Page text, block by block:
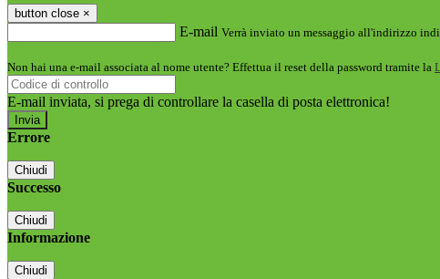
button close ×
E-mail Verrà inviato un messaggio all'indirizzo
Non hai una e-mail associata al nome utente? Effettua il reset della password tramite la
E-mail inviata, si prega di controllare la casella di posta elettronica!
Errore
Chiudi
Successo
Chiudi
Informazione
Chiudi